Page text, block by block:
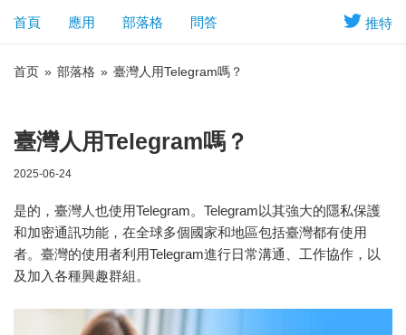
推特
首頁 應用 部落格 問答
首页 » 部落格 » 臺灣人用Telegram嗎？
臺灣人用Telegram嗎？
2025-06-24
是的，臺灣人也使用Telegram。Telegram以其強大的隱私保護
和加密通訊功能，在全球多個國家和地區包括臺灣都有使用
者。臺灣的使用者利用Telegram進行日常溝通、工作協作，以
及加入各種興趣群組。